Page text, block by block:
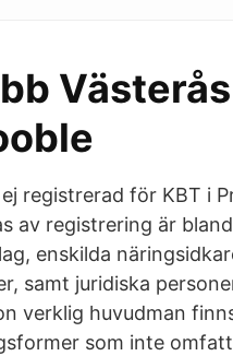
registrerad för KBT i
av registrering är
enskilda
samt juridiska
verklig huvudman
som inte